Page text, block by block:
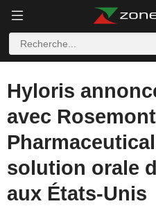
Hyloris
avec Rosemont
solution orale
aux États-Unis